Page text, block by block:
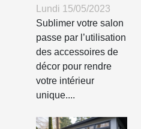
votre salon :
Comment
faire le choix
d’un bon
modèle pour
séduire vos
Lundi 15/05/2023
Sublimer votre salon
passe par l’utilisation
des accessoires de
décor pour rendre
votre intérieur
unique....